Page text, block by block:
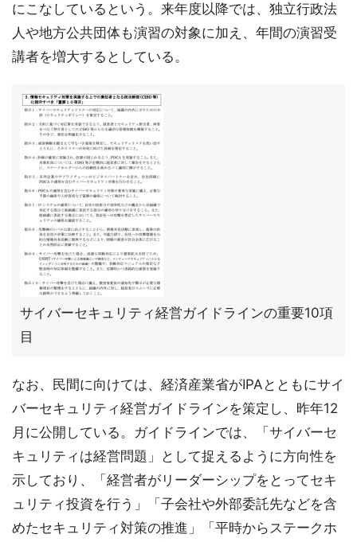
にこなしているという。来年度以降では、独立行政法
人や地方公共団体も演習の対象に加え、年間の演習受
講者を増大するとしている。
サイバーセキュリティ経営ガイドラインの重要10項
目
なお、民間に向けては、経済産業省がIPAとともにサイ
バーセキュリティ経営ガイドラインを策定し、昨年12
月に公開している。ガイドラインでは、「サイバーセ
キュリティは経営問題」として捉えるように方向性を
示しており、「経営者がリーダーシップをとってセキ
ュリティ投資を行う」「子会社や外部委託先などを含
めたセキュリティ対策の推進」「平時からステークホ